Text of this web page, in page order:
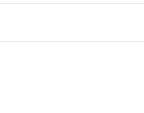
の非含有に対応した製
非含有に対応した製品に
）の非含有に非対応の